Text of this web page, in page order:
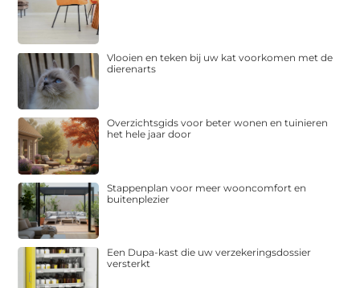
Vlooien en teken bij uw kat voorkomen met de
dierenarts
Overzichtsgids voor beter wonen en tuinieren
het hele jaar door
Stappenplan voor meer wooncomfort en
buitenplezier
Een Dupa-kast die uw verzekeringsdossier
versterkt